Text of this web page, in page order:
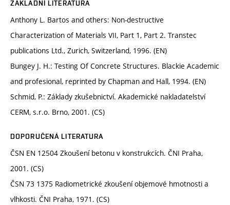
ZÁKLADNÍ LITERATURA
Anthony L. Bartos and others: Non-destructive
Characterization of Materials VII, Part 1, Part 2. Transtec
publications Ltd., Zurich, Switzerland, 1996. (EN)
Bungey J. H.: Testing Of Concrete Structures. Blackie Academic
and profesional, reprinted by Chapman and Hall, 1994. (EN)
Schmid, P.: Základy zkušebnictví. Akademické nakladatelství
CERM, s.r.o. Brno, 2001. (CS)
DOPORUČENÁ LITERATURA
ČSN EN 12504 Zkoušení betonu v konstrukcích. ČNI Praha,
2001. (CS)
ČSN 73 1375 Radiometrické zkoušení objemové hmotnosti a
vlhkosti. ČNI Praha, 1971. (CS)